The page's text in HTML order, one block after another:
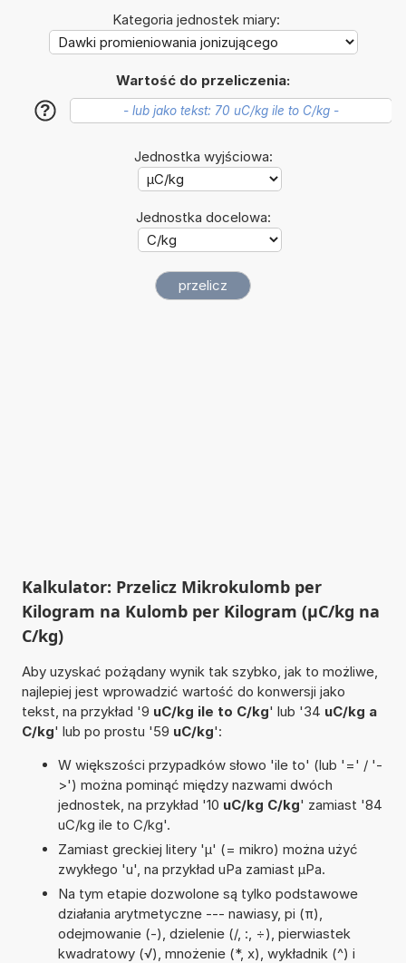
Kategoria jednostek miary:
Wartość do przeliczenia:
?
Jednostka wyjściowa:
Jednostka docelowa:
Kalkulator: Przelicz Mikrokulomb per
Kilogram na Kulomb per Kilogram (µC/kg na
C/kg)
Aby uzyskać pożądany wynik tak szybko, jak to możliwe,
najlepiej jest wprowadzić wartość do konwersji jako
tekst, na przykład '9 uC/kg ile to C/kg' lub '34 uC/kg a
C/kg' lub po prostu '59 uC/kg':
W większości przypadków słowo 'ile to' (lub '=' / '-
>') można pominąć między nazwami dwóch
jednostek, na przykład '10 uC/kg C/kg' zamiast '84
uC/kg ile to C/kg'.
Zamiast greckiej litery 'µ' (= mikro) można użyć
zwykłego 'u', na przykład uPa zamiast µPa.
Na tym etapie dozwolone są tylko podstawowe
działania arytmetyczne --- nawiasy, pi (π),
odejmowanie (-), dzielenie (/, :, ÷), pierwiastek
kwadratowy (√), mnożenie (*, x), wykładnik (^) i